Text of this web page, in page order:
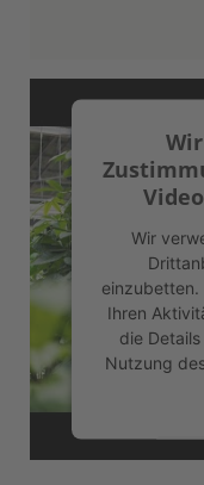
Wir
einzubetten.
Ihren
die
Nutzung